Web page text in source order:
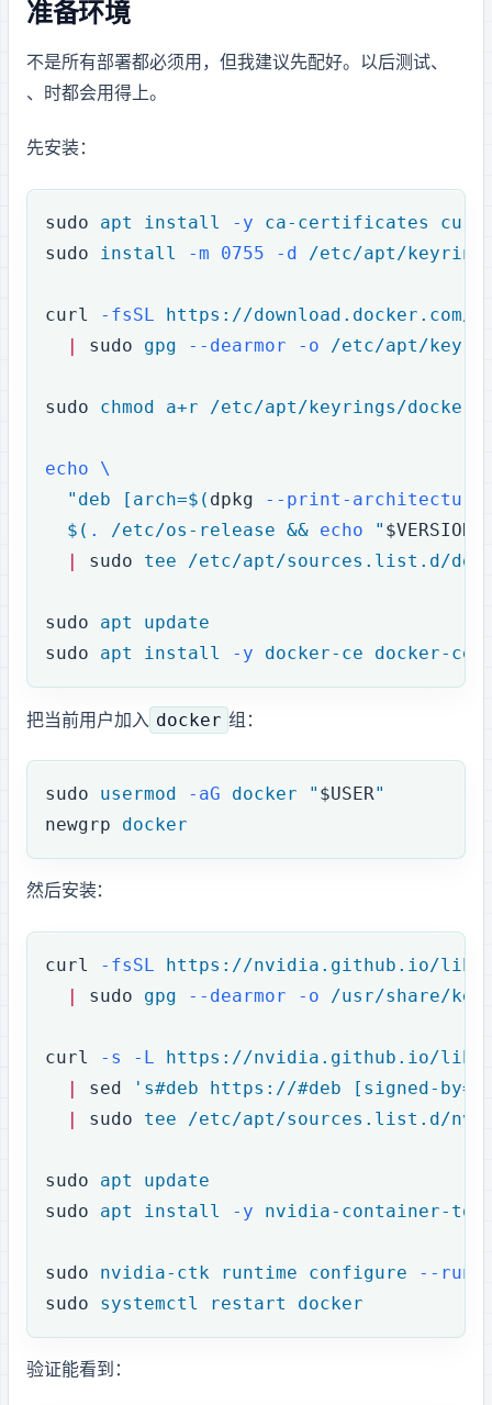
2. 准备 Docker GPU 环境
不是所有部署都必须用 Docker，但我建议先配好。以后测试 vLLM、
SGLang、Open WebUI 时都会用得上。
先安装 Docker：
sudo apt install -y ca-certificates curl
sudo install -m 0755 -d /etc/apt/
curl -fsSL
https://download.docker.com/
  |
sudo gpg --dearmor -o /etc/apt/
sudo chmod a+r /etc/apt/keyrings/
echo \
  "deb [arch=$(
dpkg --print-architecture
  $(
. /etc/os-release && echo "
  |
sudo tee /etc/apt/sources.list.d/
sudo apt
update
sudo apt install -y docker-ce docker-
把当前用户加入 docker 组：
sudo usermod -aG docker " $USER"
newgrp docker
然后安装 NVIDIA Container Toolkit：
curl -fsSL https://nvidia.github.io/
  |
sudo gpg --dearmor -o /usr/share/
curl -s -L https://nvidia.github.io/
  |
sed 's#deb https://#deb [signed-
  |
sudo tee /etc/apt/sources.list.d/
sudo apt
update
sudo apt install -y nvidia-container-
sudo nvidia-ctk runtime configure --
sudo systemctl restart docker
验证 Docker 能看到 GPU：